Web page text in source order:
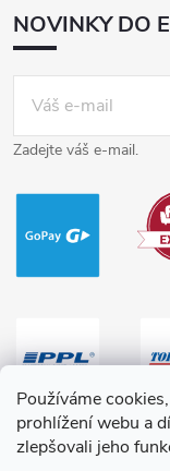
Používáme
prohlížení webu a
zlepšovali jeho
NOVINKY DO
Zadejte váš e-mail.